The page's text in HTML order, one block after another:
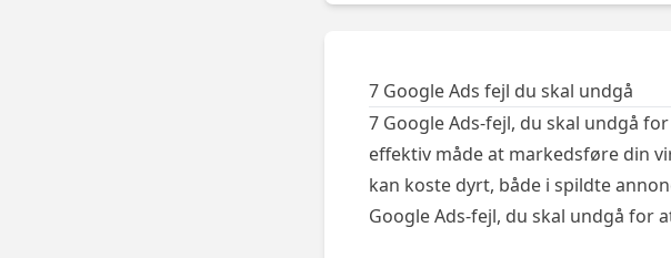
7 Google Ads fejl du skal undgå
7 Google Ads-fejl, du skal undgå
effektiv måde at markedsføre din
kan koste dyrt, både i spildte
Google Ads-fejl, du skal undgå for